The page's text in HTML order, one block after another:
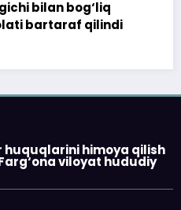
bilan bog‘liq
bartaraf qilindi
huquqlarini himoya qilish
viloyat hududiy